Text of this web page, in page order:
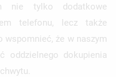
nie tylko dodatkowe
telefonu, lecz także
wspomnieć, że w naszym
oddzielnego dokupienia